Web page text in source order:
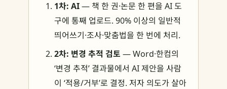
1차: AI— 책 한 권·논문 한 편을 AI 도
구에 통째 업로드. 90% 이상의 일반적
띄어쓰기·조사·맞춤법을 한 번에 처리.
2차: 변경 추적 검토 — Word·한컴의
‘변경 추적’ 결과물에서 AI 제안을 사람
이 ‘적용/거부’로 결정. 저자 의도가 살아